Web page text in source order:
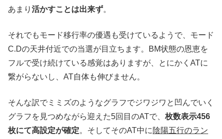
あまり 活かすことは出来ず。
それでもモード移行率の優遇も受けているようで、モード
C.Dの天井付近での当選が目立ちます。BM状態の恩恵を
フルで受け続けている感覚はありますが、とにかくATに
繋がらないし、AT自体も伸びません。
そんな訳でミミズのようなグラフでジワジワと凹んでいく
グラフを見つめながら迎えた5回目のATで、 枚数表示456
枚にて高設定が確定。そしてそのAT中に 陰陽五行のラン